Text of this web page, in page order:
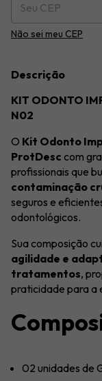
Não sei meu CEP
Descrição
KIT ODONTO
N02
O Kit Odonto
ProtDesc com
profissionais que
contaminação
seguros e
odontológicos.
Sua composição
agilidade e
tratamentos,
praticidade para a
02 unidades de